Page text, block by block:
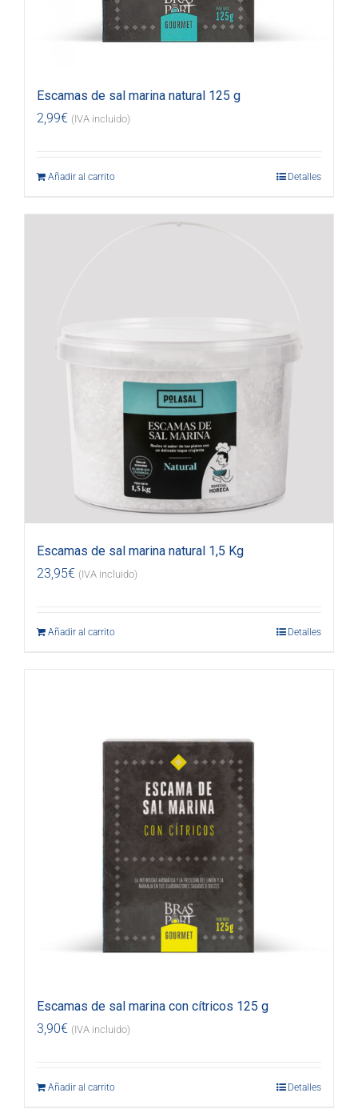
Escamas de sal marina natural 125 g
2,99€ (IVA incluido)
Añadir al carrito Detalles
Escamas de sal marina natural 1,5 Kg
23,95€ (IVA incluido)
Añadir al carrito Detalles
Escamas de sal marina con cítricos 125 g
3,90€ (IVA incluido)
Añadir al carrito Detalles